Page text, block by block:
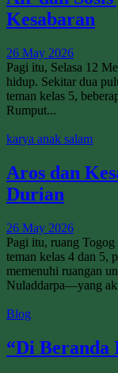
Kesabaran
26 May 2026
Pagi itu, Selasa 12
hidup. Sekitar dua
teman kelas 5,
Rumput...
karya anak salam
Aros dan
Durian
26 May 2026
Pagi itu, ruang
teman kelas 4 dan 5,
memenuhi ruangan
Nuladdarpa—yang
Blog
“Di Beranda